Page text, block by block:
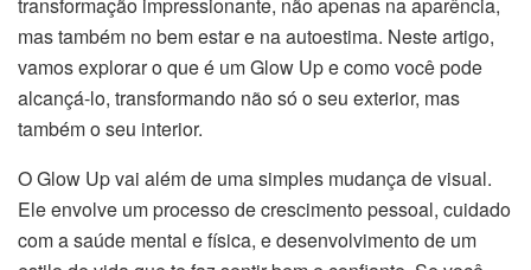
mas também no bem estar e na autoestima. Neste artigo,
vamos explorar o que é um Glow Up e como você pode
alcançá-lo, transformando não só o seu exterior, mas
também o seu interior.
O Glow Up vai além de uma simples mudança de visual.
Ele envolve um processo de crescimento pessoal, cuidado
com a saúde mental e física, e desenvolvimento de um